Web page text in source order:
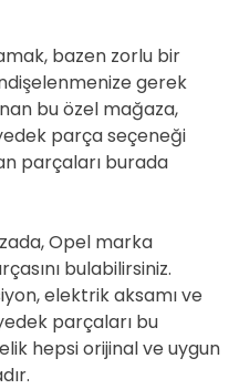
bazen zorlu bir
gerek
bu özel mağaza,
parça seçeneği
parçaları burada
Opel marka
bulabilirsiniz.
elektrik aksamı ve
parçaları bu
hepsi orijinal ve uygun